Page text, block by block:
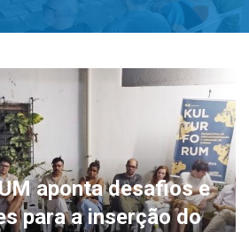
aponta desafios e
para a inserção do